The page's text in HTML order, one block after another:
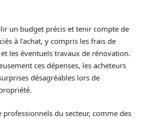
un budget précis et tenir compte de
à l’achat, y compris les frais de
les éventuels travaux de rénovation.
ces dépenses, les acheteurs
désagréables lors de
professionnels du secteur, comme des